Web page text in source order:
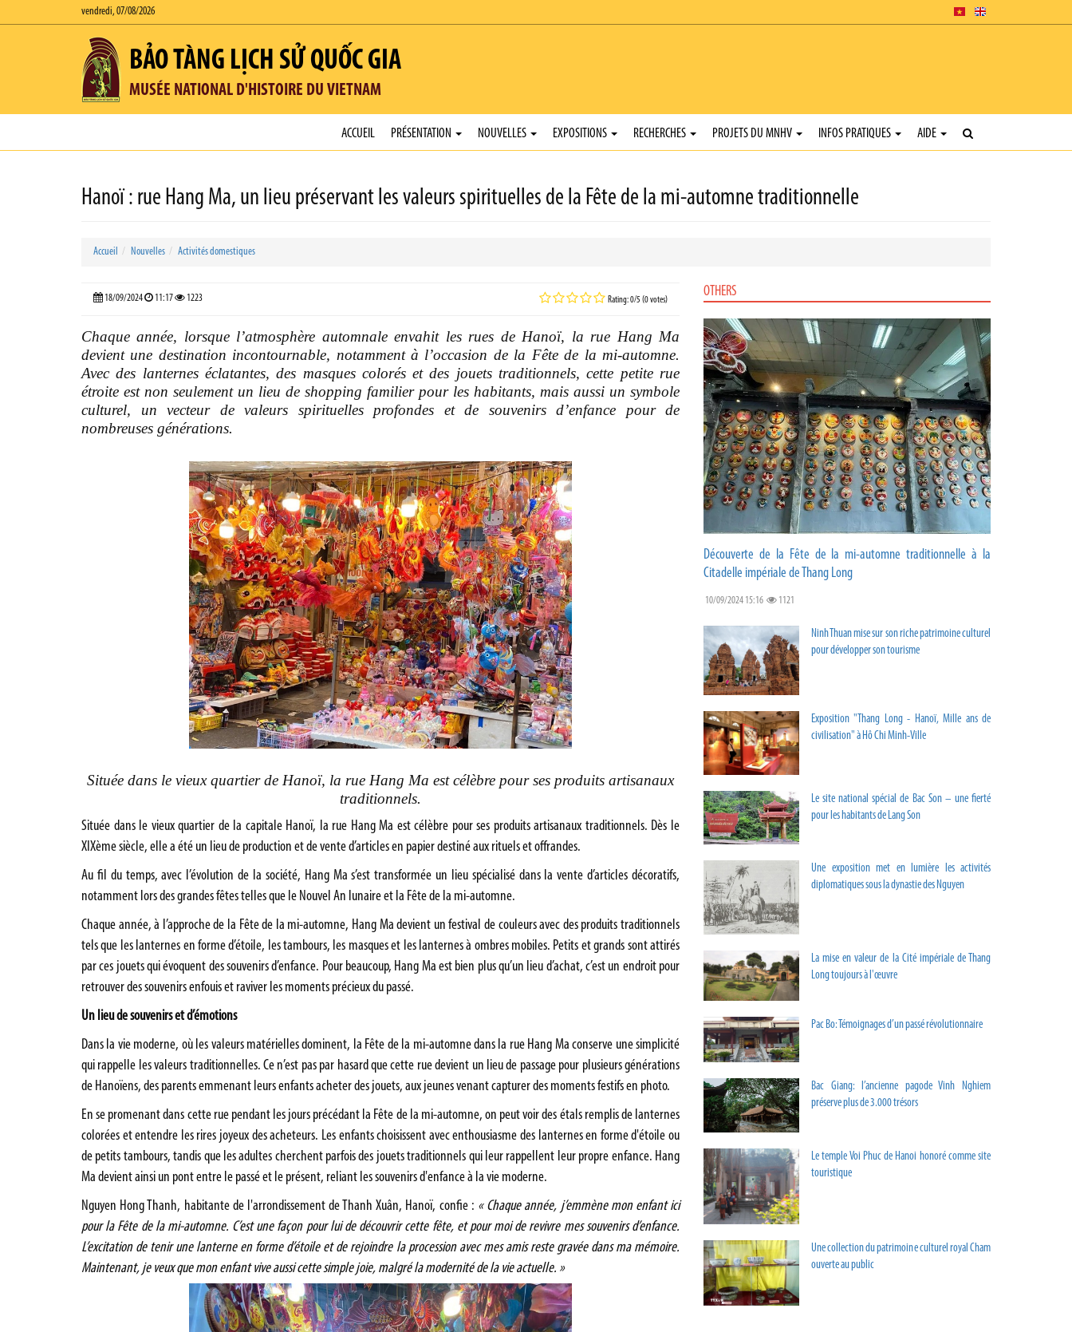
vendredi, 07/08/2026
BẢO TÀNG LỊCH SỬ QUỐC GIA
MUSÉE NATIONAL D'HISTOIRE DU VIETNAM
ACCUEIL PRÉSENTATION NOUVELLES EXPOSITIONS RECHERCHES PROJETS DU MNHV INFOS PRATIQUES AIDE
Hanoï : rue Hang Ma, un lieu préservant les valeurs spirituelles de la Fête de la mi-automne traditionnelle
Accueil Nouvelles Activités domestiques
18/09/2024 11:17 1223 Rating: 0/5 (0 votes)
Chaque année, lorsque l’atmosphère automnale envahit les rues de Hanoï, la rue Hang Ma
devient une destination incontournable, notamment à l’occasion de la Fête de la mi-automne.
Avec des lanternes éclatantes, des masques colorés et des jouets traditionnels, cette petite rue
étroite est non seulement un lieu de shopping familier pour les habitants, mais aussi un symbole
culturel, un vecteur de valeurs spirituelles profondes et de souvenirs d’enfance pour de
nombreuses générations.
Située dans le vieux quartier de Hanoï, la rue Hang Ma est célèbre pour ses produits artisanaux
traditionnels.
Située dans le vieux quartier de la capitale Hanoï, la rue Hang Ma est célèbre pour ses produits artisanaux traditionnels. Dès le
XIXème siècle, elle a été un lieu de production et de vente d’articles en papier destiné aux rituels et offrandes.
Au fil du temps, avec l’évolution de la société, Hang Ma s’est transformée un lieu spécialisé dans la vente d’articles décoratifs,
notamment lors des grandes fêtes telles que le Nouvel An lunaire et la Fête de la mi-automne.
Chaque année, à l’approche de la Fête de la mi-automne, Hang Ma devient un festival de couleurs avec des produits traditionnels
tels que les lanternes en forme d’étoile, les tambours, les masques et les lanternes à ombres mobiles. Petits et grands sont attirés
par ces jouets qui évoquent des souvenirs d’enfance. Pour beaucoup, Hang Ma est bien plus qu’un lieu d’achat, c’est un endroit pour
retrouver des souvenirs enfouis et raviver les moments précieux du passé.
Un lieu de souvenirs et d’émotions
Dans la vie moderne, où les valeurs matérielles dominent, la Fête de la mi-automne dans la rue Hang Ma conserve une simplicité
qui rappelle les valeurs traditionnelles. Ce n’est pas par hasard que cette rue devient un lieu de passage pour plusieurs générations
de Hanoïens, des parents emmenant leurs enfants acheter des jouets, aux jeunes venant capturer des moments festifs en photo.
En se promenant dans cette rue pendant les jours précédant la Fête de la mi-automne, on peut voir des étals remplis de lanternes
colorées et entendre les rires joyeux des acheteurs. Les enfants choisissent avec enthousiasme des lanternes en forme d'étoile ou
de petits tambours, tandis que les adultes cherchent parfois des jouets traditionnels qui leur rappellent leur propre enfance. Hang
Ma devient ainsi un pont entre le passé et le présent, reliant les souvenirs d'enfance à la vie moderne.
Nguyen Hong Thanh, habitante de l'arrondissement de Thanh Xuân, Hanoï, confie : « Chaque année, j’emmène mon enfant ici
pour la Fête de la mi-automne. C’est une façon pour lui de découvrir cette fête, et pour moi de revivre mes souvenirs d’enfance.
L’excitation de tenir une lanterne en forme d’étoile et de rejoindre la procession avec mes amis reste gravée dans ma mémoire.
Maintenant, je veux que mon enfant vive aussi cette simple joie, malgré la modernité de la vie actuelle. »
OTHERS
Découverte de la Fête de la mi-automne traditionnelle à la
Citadelle impériale de Thang Long
10/09/2024 15:16 1121
Ninh Thuan mise sur son riche patrimoine culturel
pour développer son tourisme
Exposition "Thang Long - Hanoï, Mille ans de
civilisation" à Hô Chi Minh-Ville
Le site national spécial de Bac Son – une fierté
pour les habitants de Lang Son
Une exposition met en lumière les activités
diplomatiques sous la dynastie des Nguyen
La mise en valeur de la Cité impériale de Thang
Long toujours à l'œuvre
Pac Bo: Témoignages d’un passé révolutionnaire
Bac Giang: l’ancienne pagode Vinh Nghiem
préserve plus de 3.000 trésors
Le temple Voi Phuc de Hanoi honoré comme site
touristique
Une collection du patrimoine culturel royal Cham
ouverte au public